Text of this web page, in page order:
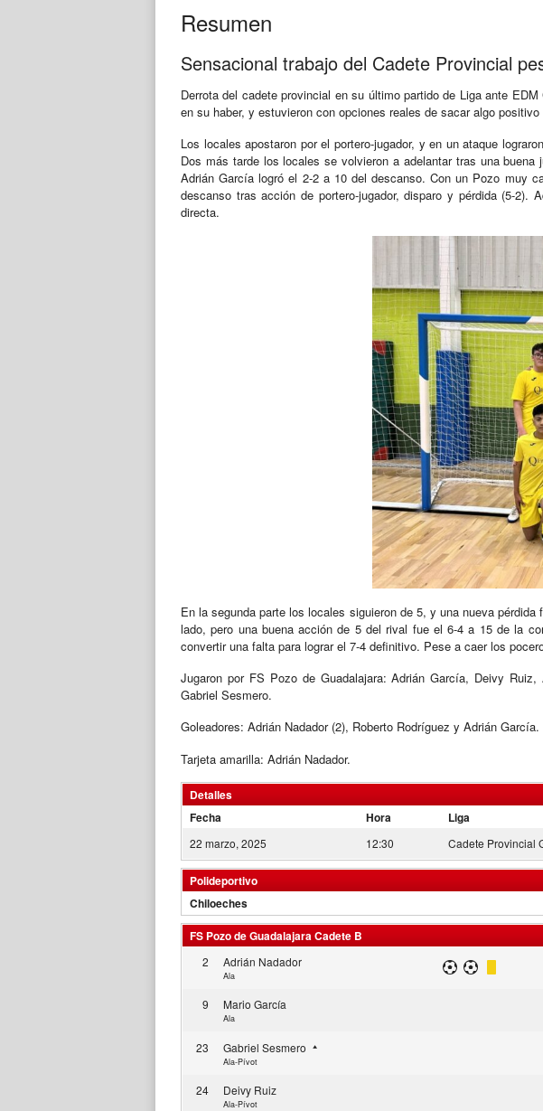
Resumen
Sensacional trabajo del Cadete Provincial
Derrota del cadete provincial en su último partido de Liga ante
en su haber, y estuvieron con opciones reales de sacar algo
Los locales apostaron por el portero-jugador, y en un ataque
Dos más tarde los locales se volvieron a adelantar tras una
Adrián García logró el 2-2 a 10 del descanso. Con un Pozo muy
descanso tras acción de portero-jugador, disparo y pérdida (5-
directa.
En la segunda parte los locales siguieron de 5, y una nueva
lado, pero una buena acción de 5 del rival fue el 6-4 a 15 de la
convertir una falta para lograr el 7-4 definitivo. Pese a caer los
Jugaron por FS Pozo de Guadalajara: Adrián García, Deivy
Gabriel Sesmero.
Goleadores: Adrián Nadador (2), Roberto Rodríguez y Adrián García.
Tarjeta amarilla: Adrián Nadador.
Detalles
Fecha
Hora Liga
22 marzo, 2025 12:30 Cadete Provincial
Polideportivo
Chiloeches
FS Pozo de Guadalajara Cadete B
2 Adrián Nadador
Ala
9 Mario García
Ala
23 Gabriel Sesmero
Ala-Pívot
24 Deivy Ruiz
Ala-Pívot